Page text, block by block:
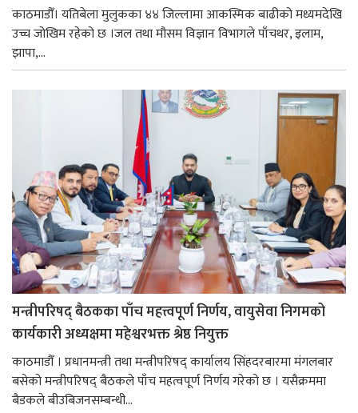
काठमाडौँ। यतिबेला मुलुकका ४४ जिल्लामा आकस्मिक बाढीको मध्यमदेखि
उच्च जोखिम रहेको छ ।जल तथा मौसम विज्ञान विभागले पाँचथर, इलाम,
झापा,...
मन्त्रीपरिषद् बैठकका पाँच महत्त्वपूर्ण निर्णय, वायुसेवा निगमको
कार्यकारी अध्यक्षमा महेश्वरभक्त श्रेष्ठ नियुक्त
काठमाडौँ । प्रधानमन्त्री तथा मन्त्रीपरिषद् कार्यालय सिंहदरबारमा मंगलबार
बसेको मन्त्रीपरिषद् बैठकले पाँच महत्वपूर्ण निर्णय गरेको छ । यसैक्रममा
बैडकले बीउबिजनसम्बन्धी...